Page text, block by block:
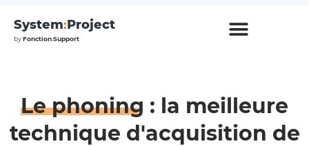
System:Project
byFonction:Support
Le phoning : la meilleure
technique d'acquisition de